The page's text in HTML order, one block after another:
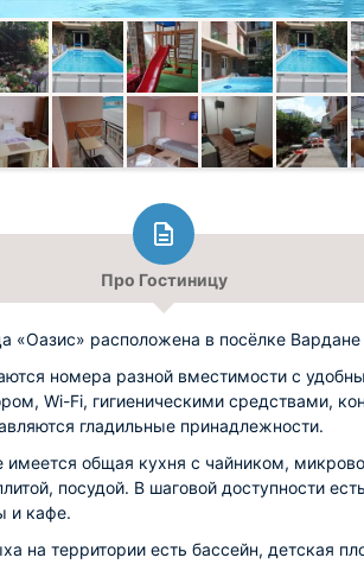
Про Гостиницу
«Оазис» расположена в посёлке
номера разной вместимости с
Wi-Fi, гигиеническими средствами,
гладильные принадлежности.
имеется общая кухня с чайником,
посудой. В шаговой доступности
и кафе.
на территории есть бассейн, детская